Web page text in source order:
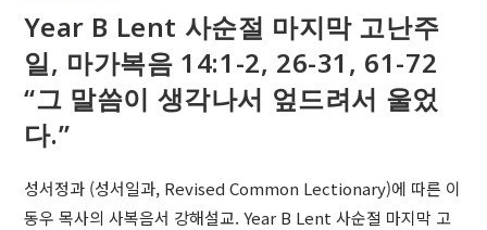
Year B Lent 사순절 마지막 고난주
일, 마가복음 14:1-2, 26-31, 61-72
“그 말씀이 생각나서 엎드려서 울었
다.”
성서정과 (성서일과, Revised Common Lectionary)에 따른 이
동우 목사의 사복음서 강해설교. Year B Lent 사순절 마지막 고